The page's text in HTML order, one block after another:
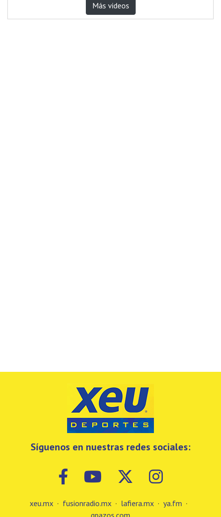
Más videos
Síguenos en nuestras redes sociales:
xeu.mx · fusionradio.mx · lafiera.mx · ya.fm ·